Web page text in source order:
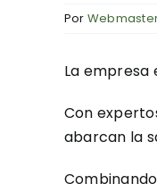
Por
La empresa
Con
abarcan la